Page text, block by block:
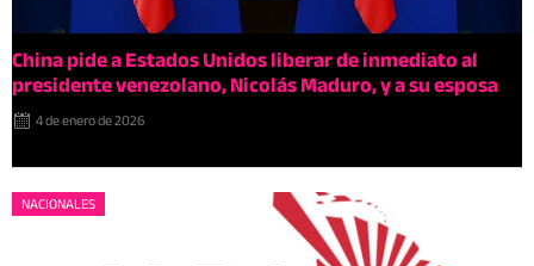
China pide a Estados Unidos liberar de inmediato al
presidente venezolano, Nicolás Maduro, y a su esposa
4 de enero de 2026
NACIONALES